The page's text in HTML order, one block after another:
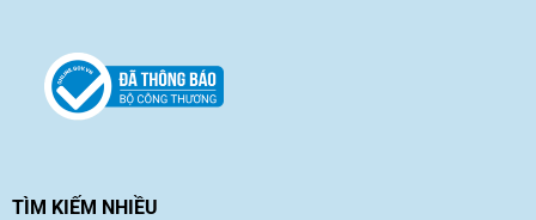
TÌM KIẾM NHIỀU